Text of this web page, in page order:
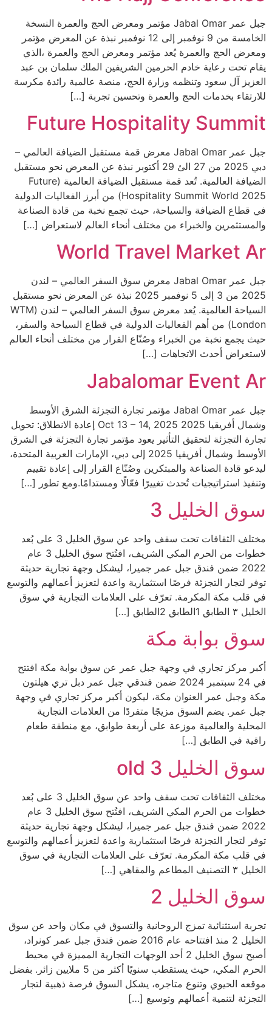
جبل عمر Jabal Omar مؤتمر ومعرض الحج والعمرة النسخة
الخامسة من 9 نوفمبر إلى 12 نوفمبر نبذة عن المعرض مؤتمر
ومعرض الحج والعمرة يُعد مؤتمر ومعرض الحج والعمرة ،الذي
يقام تحت رعاية خادم الحرمين الشريفين الملك سلمان بن عبد
العزيز آل سعود وتنظمه وزارة الحج، منصة عالمية رائدة مكرسة
للارتقاء بخدمات الحج والعمرة وتحسين تجربة […]
Future Hospitality Summit
جبل عمر Jabal Omar معرض قمة مستقبل الضيافة العالمي –
دبي 2025 من 27 الئ 29 أكتوبر نبذة عن المعرض نحو مستقبل
الضيافة العالمية. تُعد قمة مستقبل الضيافة العالمية (Future
Hospitality Summit World 2025) من أبرز الفعاليات الدولية
في قطاع الضيافة والسياحة، حيث تجمع نخبة من قادة الصناعة
والمستثمرين والخبراء من مختلف أنحاء العالم لاستعراض […]
World Travel Market Ar
جبل عمر Jabal Omar معرض سوق السفر العالمي – لندن
2025 من 3 إلى 5 نوفمبر 2025 نبذة عن المعرض نحو مستقبل
السياحة العالمية. يُعد معرض سوق السفر العالمي – لندن (WTM
London) من أهم الفعاليات الدولية في قطاع السياحة والسفر،
حيث يجمع نخبة من الخبراء وصُنّاع القرار من مختلف أنحاء العالم
لاستعراض أحدث الاتجاهات […]
Jabalomar Event Ar
جبل عمر Jabal Omar مؤتمر تجارة التجزئة الشرق الأوسط
وشمال أفريقيا 2025 Oct 13 – 14, 2025 إعادة الانطلاق: تحويل
تجارة التجزئة لتحقيق التأثير يعود مؤتمر تجارة التجزئة في الشرق
الأوسط وشمال أفريقيا 2025 إلى دبي، الإمارات العربية المتحدة،
ليدعو قادة الصناعة والمبتكرين وصُنّاع القرار إلى إعادة تقييم
وتنفيذ استراتيجيات تُحدث تغييرًا فعّالًا ومستدامًا.ومع تطور […]
سوق الخليل 3
مختلف الثقافات تحت سقف واحد عن سوق الخليل 3 على بُعد
خطوات من الحرم المكي الشريف، افتُتح سوق الخليل 3 عام
2022 ضمن فندق جبل عمر جميرا، ليشكل وجهة تجارية حديثة
توفر لتجار التجزئة فرصًا استثمارية واعدة لتعزيز أعمالهم والتوسع
في قلب مكة المكرمة. تعرّف على العلامات التجارية في سوق
الخليل ٣​ الطابق 1الطابق 2الطابق […]
سوق بوابة مكة
أكبر مركز تجاري في وجهة جبل عمر عن سوق بوابة مكة افتتح
في 24 سبتمبر 2024 ضمن فندقي جبل عمر دبل تري هيلتون
مكة وجبل عمر العنوان مكة، ليكون أكبر مركز تجاري في وجهة
جبل عمر. يضم السوق مزيجًا متفردًا من العلامات التجارية
المحلية والعالمية موزعة على أربعة طوابق، مع منطقة طعام
راقية في الطابق […]
سوق الخليل 3 old
مختلف الثقافات تحت سقف واحد عن سوق الخليل 3 على بُعد
خطوات من الحرم المكي الشريف، افتُتح سوق الخليل 3 عام
2022 ضمن فندق جبل عمر جميرا، ليشكل وجهة تجارية حديثة
توفر لتجار التجزئة فرصًا استثمارية واعدة لتعزيز أعمالهم والتوسع
في قلب مكة المكرمة. تعرّف على العلامات التجارية في سوق
الخليل ٣​ التصنيف المطاعم والمقاهي […]
سوق الخليل 2
تجربة استثنائية تمزج الروحانية والتسوق في مكان واحد عن سوق
الخليل 2 منذ افتتاحه عام 2016 ضمن فندق جبل عمر كونراد،
أصبح سوق الخليل 2 أحد الوجهات التجارية المميزة في محيط
الحرم المكي، حيث يستقطب سنويًا أكثر من 5 ملايين زائر. بفضل
موقعه الحيوي وتنوع متاجره، يشكل السوق فرصة ذهبية لتجار
التجزئة لتنمية أعمالهم وتوسيع […]